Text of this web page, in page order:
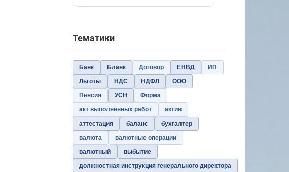
Тематики
Банк Бланк Договор ЕНВД
ИП
Льготы
НДС НДФЛ
ООО
Пенсия
УСН
Форма
акт выполненных работ
актив
аттестация
баланс
бухгалтер
валюта
валютные операции
валютный
выбытие
должностная инструкция генерального директора